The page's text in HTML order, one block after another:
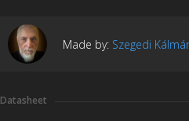
Made by: Szegedi
Datasheet